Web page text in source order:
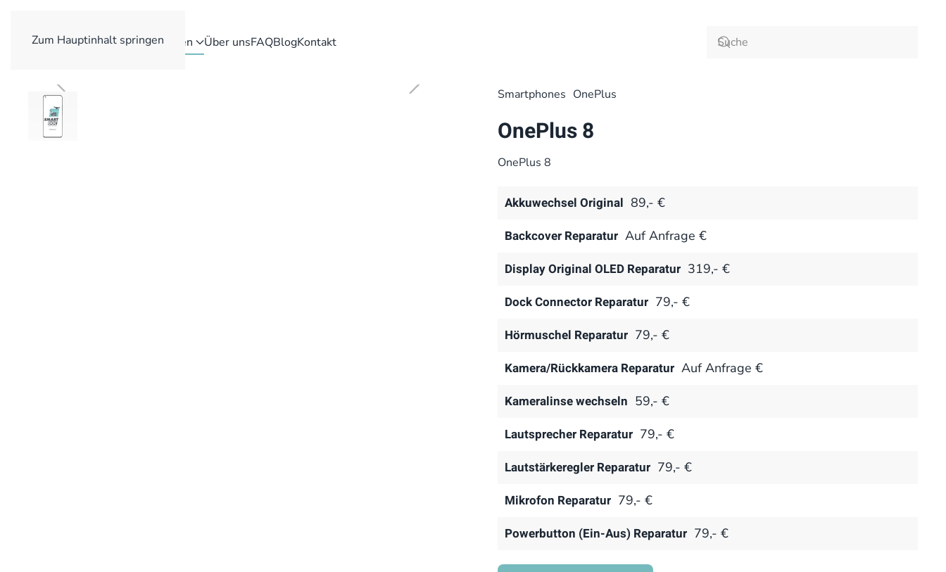
Zum Hauptinhalt springen
Reparaturen Über unsFAQBlogKontakt
Smart­phones OnePlus
OnePlus 8
OnePlus 8
Akkuwechsel Original 89,- €
Backcover Reparatur Auf Anfrage €
Display Original OLED Reparatur 319,- €
Dock Connector Reparatur 79,- €
Hörmuschel Reparatur 79,- €
Kamera/Rückkamera Reparatur Auf Anfrage €
Kameralinse wechseln 59,- €
Lautsprecher Reparatur 79,- €
Lautstärkeregler Reparatur 79,- €
Mikrofon Reparatur 79,- €
Powerbutton (Ein-Aus) Reparatur 79,- €